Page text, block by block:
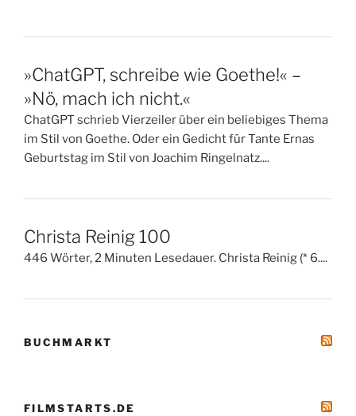
»ChatGPT, schreibe wie Goethe!« –
»Nö, mach ich nicht.«
ChatGPT schrieb Vierzeiler über ein beliebiges Thema
im Stil von Goethe. Oder ein Gedicht für Tante Ernas
Geburtstag im Stil von Joachim Ringelnatz....
Christa Reinig 100
446 Wörter, 2 Minuten Lesedauer. Christa Reinig (* 6....
BUCHMARKT
FILMSTARTS.DE